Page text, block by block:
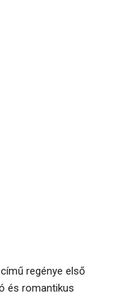
regénye első
és romantikus